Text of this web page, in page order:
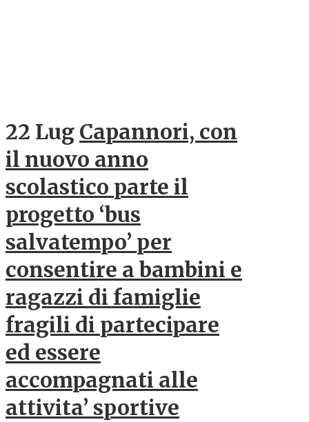
22 Lug Capannori, con
il nuovo anno
scolastico parte il
progetto ‘bus
salvatempo’ per
consentire a bambini e
ragazzi di famiglie
fragili di partecipare
ed essere
accompagnati alle
attivita’ sportive